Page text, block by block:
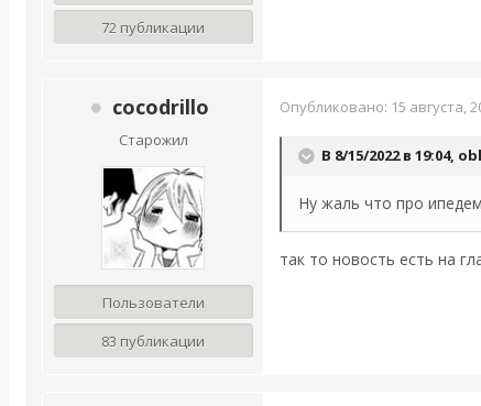
72 публикации
cocodrillo
Старожил
Пользователи
83 публикации
Опубликовано: 15 августа,
В 8/15/2022 в 19:04,
Ну жаль что про
так то новость есть на